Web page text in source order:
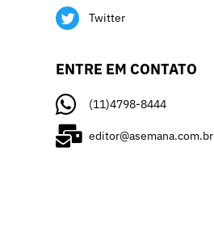
Twitter
ENTRE EM CONTATO
(11)4798-8444
editor@asemana.com.br